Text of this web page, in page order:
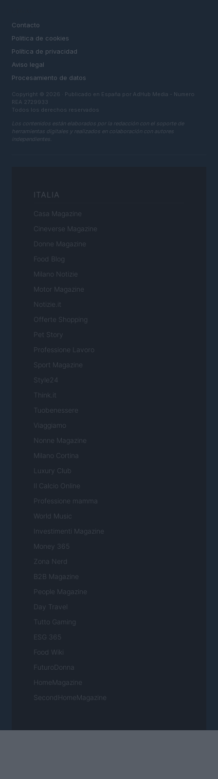
Contacto
Politica de cookies
Política de privacidad
Aviso legal
Procesamiento de datos
Copyright © 2026 · Publicado en España por AdHub Media - Numero
REA 2729933
Todos los derechos reservados
Los contenidos están elaborados por la redacción con el soporte de
herramientas digitales y realizados en colaboración con autores
independientes.
ITALIA
Casa Magazine
Cineverse Magazine
Donne Magazine
Food Blog
Milano Notizie
Motor Magazine
Notizie.it
Offerte Shopping
Pet Story
Professione Lavoro
Sport Magazine
Style24
Think.it
Tuobenessere
Viaggiamo
Nonne Magazine
Milano Cortina
Luxury Club
Il Calcio Online
Professione mamma
World Music
Investimenti Magazine
Money 365
Zona Nerd
B2B Magazine
People Magazine
Day Travel
Tutto Gaming
ESG 365
Food Wiki
FuturoDonna
HomeMagazine
SecondHomeMagazine